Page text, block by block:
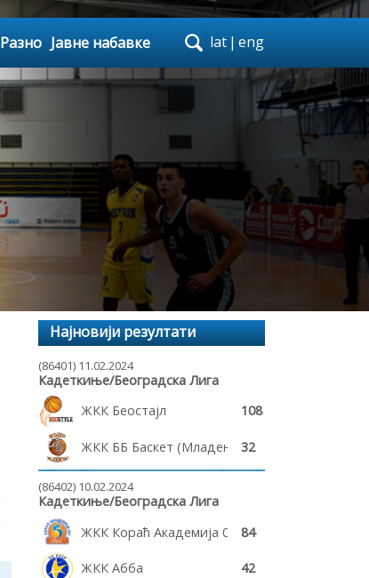
Разно Јавне набавке lat | eng
Најновији резултати
(86401) 11.02.2024
Кадеткиње/Београдска Лига
ЖКК Беостајл
108
ЖКК ББ Баскет (Младеновац)
32
(86402) 10.02.2024
Кадеткиње/Београдска Лига
ЖКК Кораћ Академија 011 - 2
84
ЖКК Абба 42